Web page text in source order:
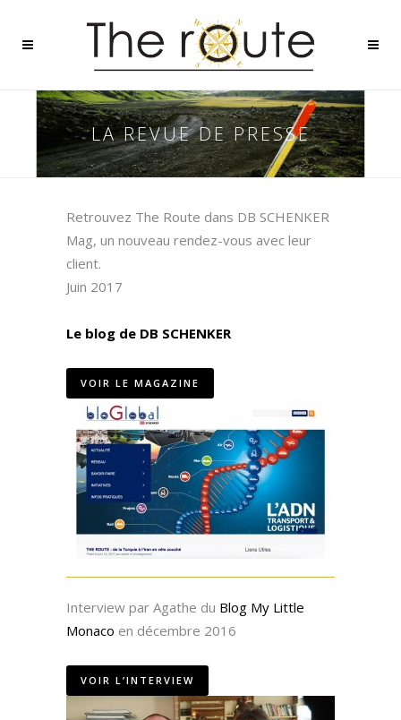
LA REVUE DE PRESSE
Retrouvez The Route dans DB SCHENKER
Mag, un nouveau rendez-vous avec leur
client.
Juin 2017
Le blog de DB SCHENKER
VOIR LE MAGAZINE
Interview par Agathe du Blog My Little
Monaco en décembre 2016
VOIR L’INTERVIEW